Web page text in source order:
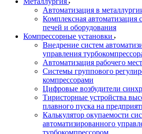
Автоматизация в
Комплексная автоматизация
печей и оборудования
Компрессорные установки
Внедрение систем
управления
Автоматизация рабочего
Системы группового
компрессорами
Цифровые возбудители
Тиристорные устройства
плавного пуска на
Калькулятор окупаемости
автоматизированного
турбокомпрессором